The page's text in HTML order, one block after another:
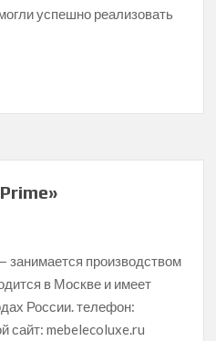
успешно реализовать
занимается производством
в Москве и имеет
России. телефон:
сайт: mebelecoluxe.ru